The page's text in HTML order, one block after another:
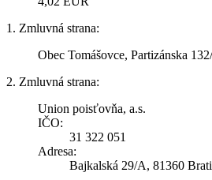
1. Zmluvná strana:
Obec Tomášovce, Partizánska
2. Zmluvná strana:
Union poisťovňa, a.s.
IČO:
31 322 051
Adresa:
Bajkalská 29/A, 81360